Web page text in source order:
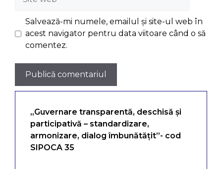
web
Salvează-mi numele, emailul și site-ul web în
acest navigator pentru data viitoare când o să
comentez.
„Guvernare transparentă, deschisă și
participativă – standardizare,
armonizare, dialog îmbunătățit”- cod
SIPOCA 35